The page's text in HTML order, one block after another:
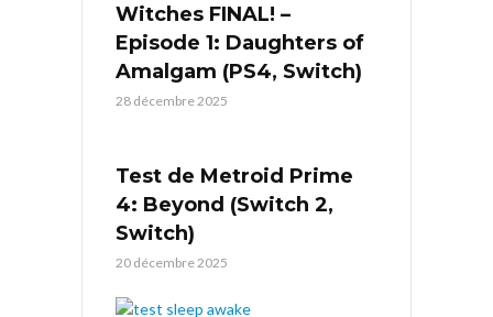
Witches FINAL! –
Episode 1: Daughters of
Amalgam (PS4, Switch)
28 décembre 2025
Test de Metroid Prime
4: Beyond (Switch 2,
Switch)
20 décembre 2025